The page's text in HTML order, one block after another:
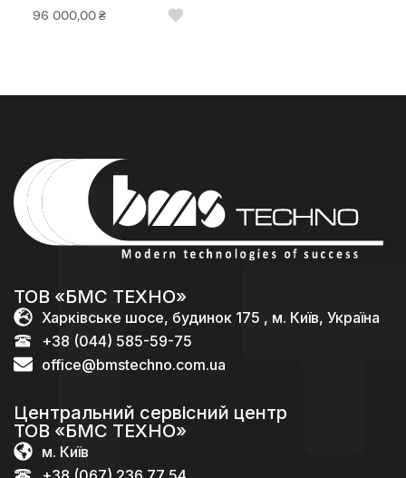
96 000,00₴
ТОВ «БМС ТЕХНО»
Харківське шосе, будинок 175 , м. Київ, Україна
+38 (044) 585-59-75
office@bmstechno.com.ua
Центральний сервісний центр
ТОВ «БМС ТЕХНО»
м. Київ